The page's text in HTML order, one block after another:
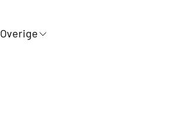
Overige